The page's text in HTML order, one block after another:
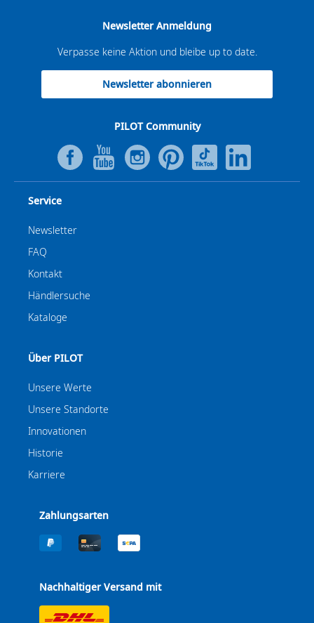
Newsletter Anmeldung
Verpasse keine Aktion und bleibe up to date.
Newsletter abonnieren
PILOT Community
Service
Newsletter
FAQ
Kontakt
Händlersuche
Kataloge
Über PILOT
Unsere Werte
Unsere Standorte
Innovationen
Historie
Karriere
Zahlungsarten
Nachhaltiger Versand mit